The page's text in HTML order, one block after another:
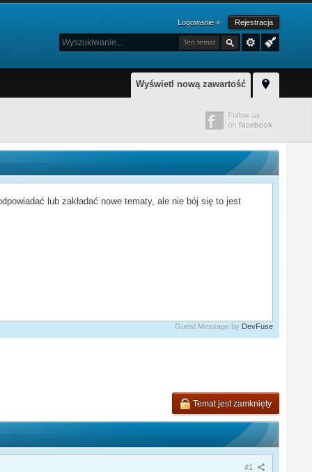
Logowanie » Rejestracja
Ten temat
Wyświetl nową zawartość
lub zakładać nowe tematy, ale nie bój się to jest
Guest Message by DevFuse
Temat jest zamknięty
#1